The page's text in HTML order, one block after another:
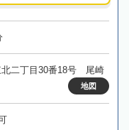
北二丁目30番18号 尾崎
地図